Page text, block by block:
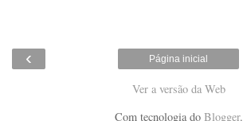
‹ Página inicial
Ver a versão da Web
Com tecnologia do Blogger.